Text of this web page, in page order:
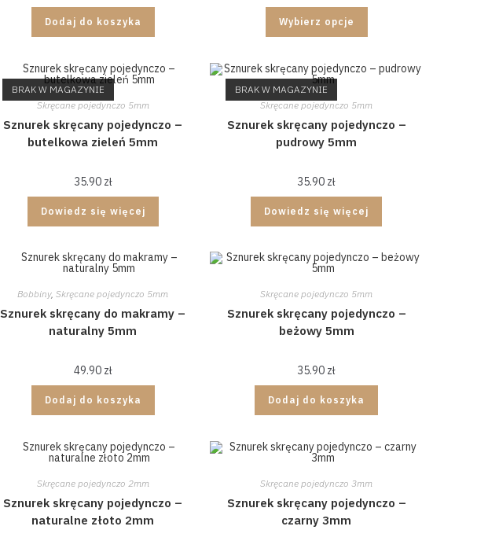
Dodaj do koszyka Wybierz opcje
BRAK W MAGAZYNIE
Skręcane pojedynczo 5mm
Sznurek skręcany pojedynczo –
butelkowa zieleń 5mm
35.90 zł
Dowiedz się więcej
BRAK W MAGAZYNIE
Skręcane pojedynczo 5mm
Sznurek skręcany pojedynczo –
pudrowy 5mm
35.90 zł
Dowiedz się więcej
Bobbiny,Skręcane pojedynczo 5mm
Sznurek skręcany do makramy –
naturalny 5mm
49.90 zł
Dodaj do koszyka
Skręcane pojedynczo 5mm
Sznurek skręcany pojedynczo –
beżowy 5mm
35.90 zł
Dodaj do koszyka
Skręcane pojedynczo 2mm
Sznurek skręcany pojedynczo –
naturalne złoto 2mm
Skręcane pojedynczo 3mm
Sznurek skręcany pojedynczo –
czarny 3mm